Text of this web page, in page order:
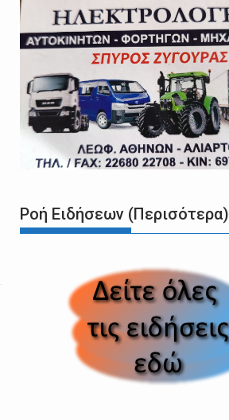
Ροή Ειδήσεων (Περισότερα)